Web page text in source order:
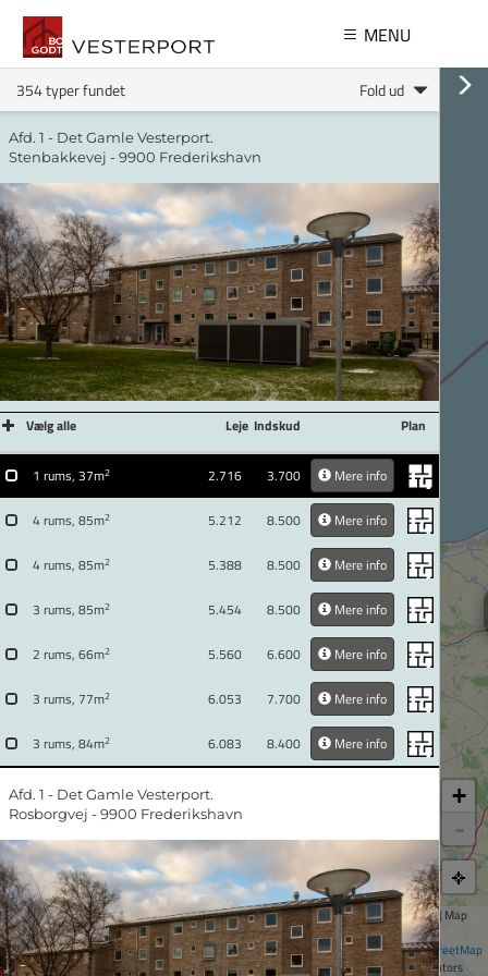
MENU
354 typer fundet Fold ud
Afd. 1 - Det Gamle Vesterport.
Stenbakkevej - 9900 Frederikshavn
Vælg alle Leje Indskud Plan
1 rums, 37m2 2.716 3.700 Mere info
4 rums, 85m2 5.212 8.500 Mere info
4 rums, 85m2 5.388 8.500 Mere info
3 rums, 85m2 5.454 8.500 Mere info
2 rums, 66m2 5.560 6.600 Mere info
3 rums, 77m2 6.053 7.700 Mere info
3 rums, 84m2 6.083 8.400 Mere info
Afd. 1 - Det Gamle Vesterport.
Rosborgvej - 9900 Frederikshavn
+
-
Leaflet| Map
data ©
OpenStreetMap
contributors